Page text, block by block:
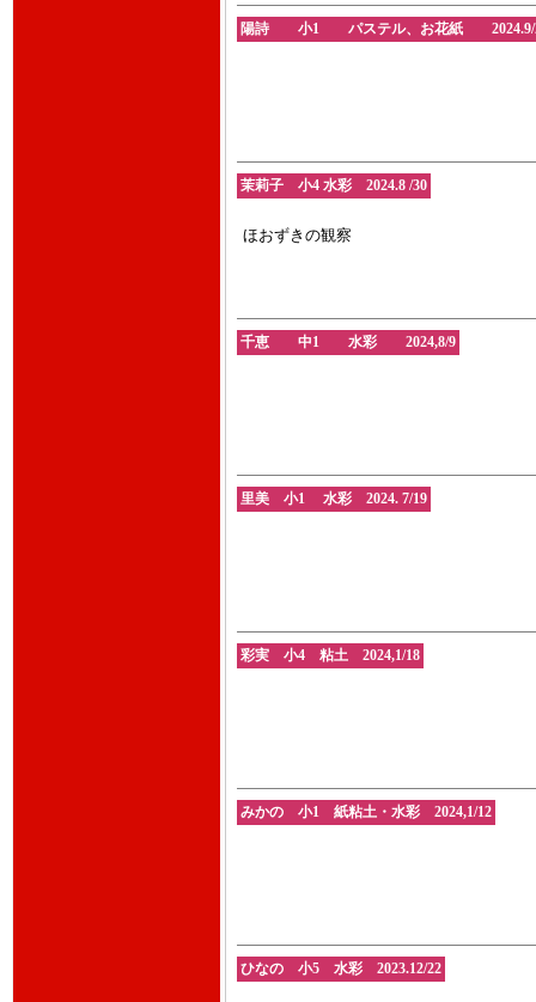
陽詩 小1 パステル、お花紙 2024.9/
茉莉子 小4 水彩 2024.8 /30
ほおずきの観察
千恵 中1 水彩 2024,8/9
里美 小1 水彩 2024. 7/19
彩実 小4 粘土 2024,1/18
みかの 小1 紙粘土・水彩 2024,1/12
ひなの 小5 水彩 2023.12/22